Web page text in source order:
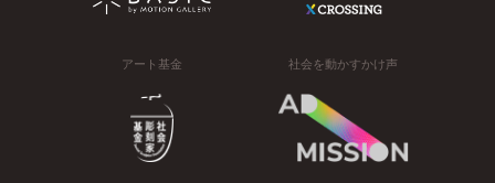
アート基金 社会を動かすかけ声